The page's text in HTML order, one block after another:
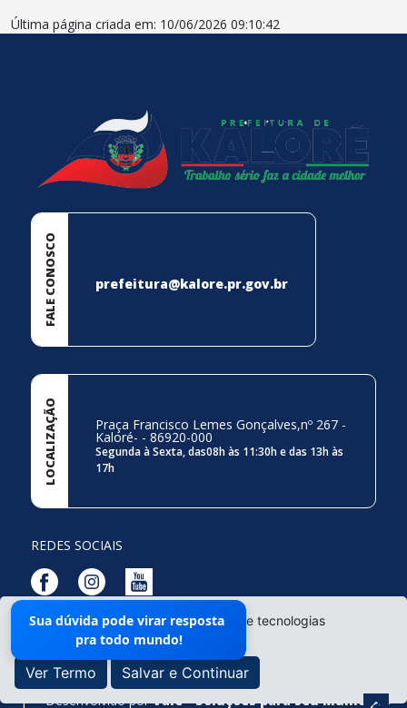
Última página criada em: 10/06/2026 09:10:42
O site da Prefeitura não utiliza cookies e tecnologias
semelhantes.
Ver Termo Salvar e Continuar
FALE CONOSCO prefeitura@kalore.pr.gov.br
LOCALIZAÇÃO Praça Francisco Lemes Gonçalves,nº 267 -
Kaloré- - 86920-000
Segunda à Sexta, das08h às 11:30h e das 13h às
17h
REDES SOCIAIS
Mapa do Site
Prefeitura Municipal de Kaloré - Todos os direitos reservados ©
|Desenvolvido porVale - Soluções para seu Municipio
Sua dúvida pode virar resposta
pra todo mundo!